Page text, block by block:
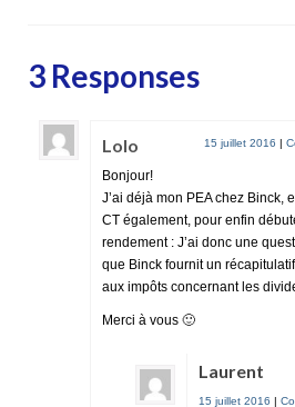
3 Responses
Lolo 15 juillet 2016 |
Bonjour!
J’ai déjà mon PEA chez Binck,
CT également, pour enfin
rendement : J’ai donc une
que Binck fournit un
aux impôts concernant les
Merci à vous 🙂
Laurent
15 juillet 2016 |